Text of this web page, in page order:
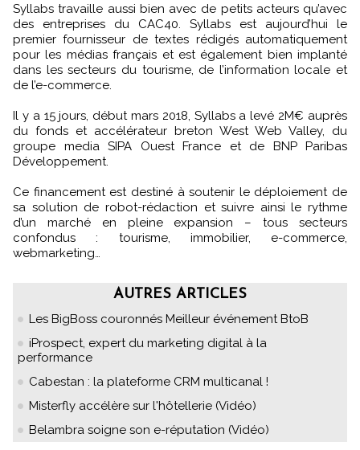
Syllabs travaille aussi bien avec de petits acteurs qu’avec
des entreprises du CAC40. Syllabs est aujourd’hui le
premier fournisseur de textes rédigés automatiquement
pour les médias français et est également bien implanté
dans les secteurs du tourisme, de l’information locale et
de l’e-commerce.
Il y a 15 jours, début mars 2018, Syllabs a levé 2M€ auprès
du fonds et accélérateur breton West Web Valley, du
groupe media SIPA Ouest France et de BNP Paribas
Développement.
Ce financement est destiné à soutenir le déploiement de
sa solution de robot-rédaction et suivre ainsi le rythme
d’un marché en pleine expansion – tous secteurs
confondus : tourisme, immobilier, e-commerce,
webmarketing…
AUTRES ARTICLES
Les BigBoss couronnés Meilleur événement BtoB
iProspect, expert du marketing digital à la
performance
Cabestan : la plateforme CRM multicanal !
Misterfly accélère sur l'hôtellerie (Vidéo)
Belambra soigne son e-réputation (Vidéo)